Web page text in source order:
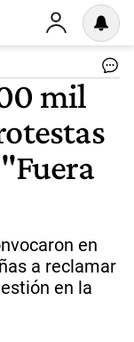
mil
en
a reclamar
en la